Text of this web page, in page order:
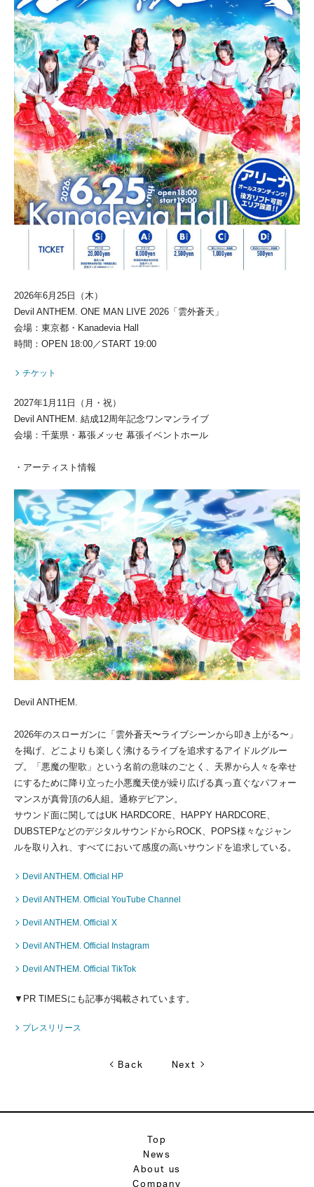
2026年6月25日（木）
Devil ANTHEM. ONE MAN LIVE 2026「雲外蒼天」
会場：東京都・Kanadevia Hall
時間：OPEN 18:00／START 19:00
チケット
2027年1月11日（月・祝）
Devil ANTHEM. 結成12周年記念ワンマンライブ
会場：千葉県・幕張メッセ 幕張イベントホール
・アーティスト情報
Devil ANTHEM.
2026年のスローガンに「雲外蒼天〜ライブシーンから叩き上がる〜」
を掲げ、どこよりも楽しく沸けるライブを追求するアイドルグルー
プ。「悪魔の聖歌」という名前の意味のごとく、天界から人々を幸せ
にするために降り立った小悪魔天使が繰り広げる真っ直ぐなパフォー
マンスが真骨頂の6人組。通称デビアン。
サウンド面に関してはUK HARDCORE、HAPPY HARDCORE、
DUBSTEPなどのデジタルサウンドからROCK、POPS様々なジャン
ルを取り入れ、すべてにおいて感度の高いサウンドを追求している。
Devil ANTHEM. Official HP
Devil ANTHEM. Official YouTube Channel
Devil ANTHEM. Official X
Devil ANTHEM. Official Instagram
Devil ANTHEM. Official TikTok
▼PR TIMESにも記事が掲載されています。
プレスリリース
Back Next
Top
News
About us
Company